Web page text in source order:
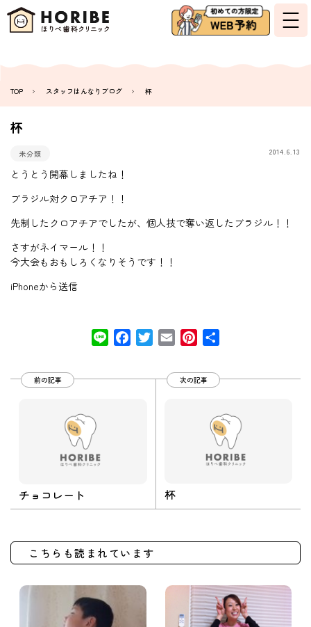
TOP スタッフはんなりブログ 杯
杯
未分類 2014.6.13
とうとう開幕しましたね！
ブラジル対クロアチア！！
先制したクロアチアでしたが、個人技で奪い返したブラジル！！
さすがネイマール！！
今大会もおもしろくなりそうです！！
iPhoneから送信
Line FacebookTwitter
Email Pinterest
前の記事
チョコレート
次の記事
杯
こちらも読まれています